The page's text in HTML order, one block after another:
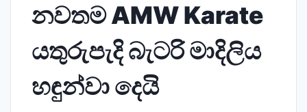
නවතම AMW Karate
යතුරුපැදි බැටරි මාදිලිය
හඳුන්වා දෙයි